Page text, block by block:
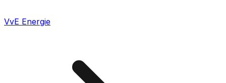
VvE Energie